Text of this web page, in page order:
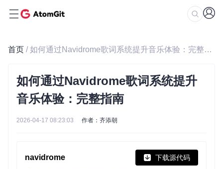
首页 / 如何通过Navidrome歌词系统提升音乐体验：完整指南
如何通过Navidrome歌词系统提升
音乐体验：完整指南
2026-04-17 08:23:03 作者：齐添朝
navidrome 下载源代码